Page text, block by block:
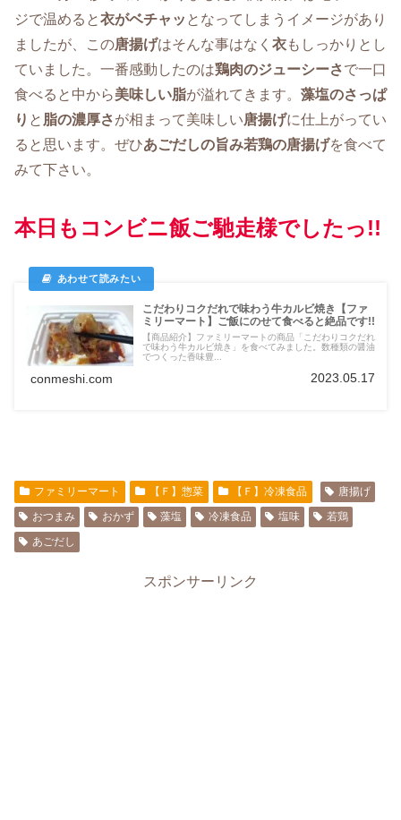
ジで温めると衣がベチャッ となってしまうイメージがあり
ましたが、この唐揚げはそんな事はなく 衣もしっかりとし
ていました。一番感動したのは鶏肉のジューシーさで一口
食べると中から美味しい脂が溢れてきます。 藻塩のさっぱ
り と 脂の濃厚さが相まって美味しい唐揚げに仕上がってい
ると思います。ぜひあごだしの旨み若鶏の唐揚げを食べて
みて下さい。
本日もコンビニ飯ご馳走様でしたっ!!
こだわりコクだれで味わう牛カルビ焼き【ファ
ミリーマート】ご飯にのせて食べると絶品です!!
【商品紹介】ファミリーマートの商品「こだわりコクだれ
で味わう牛カルビ焼き」を食べてみました。数種類の醤油
でつくった香味豊...
conmeshi.com 2023.05.17
ファミリーマート 【Ｆ】惣菜 【Ｆ】冷凍食品
唐揚げ
おつまみ
おかず 藻塩 冷凍食品 塩味
若鶏
あごだし
スポンサーリンク